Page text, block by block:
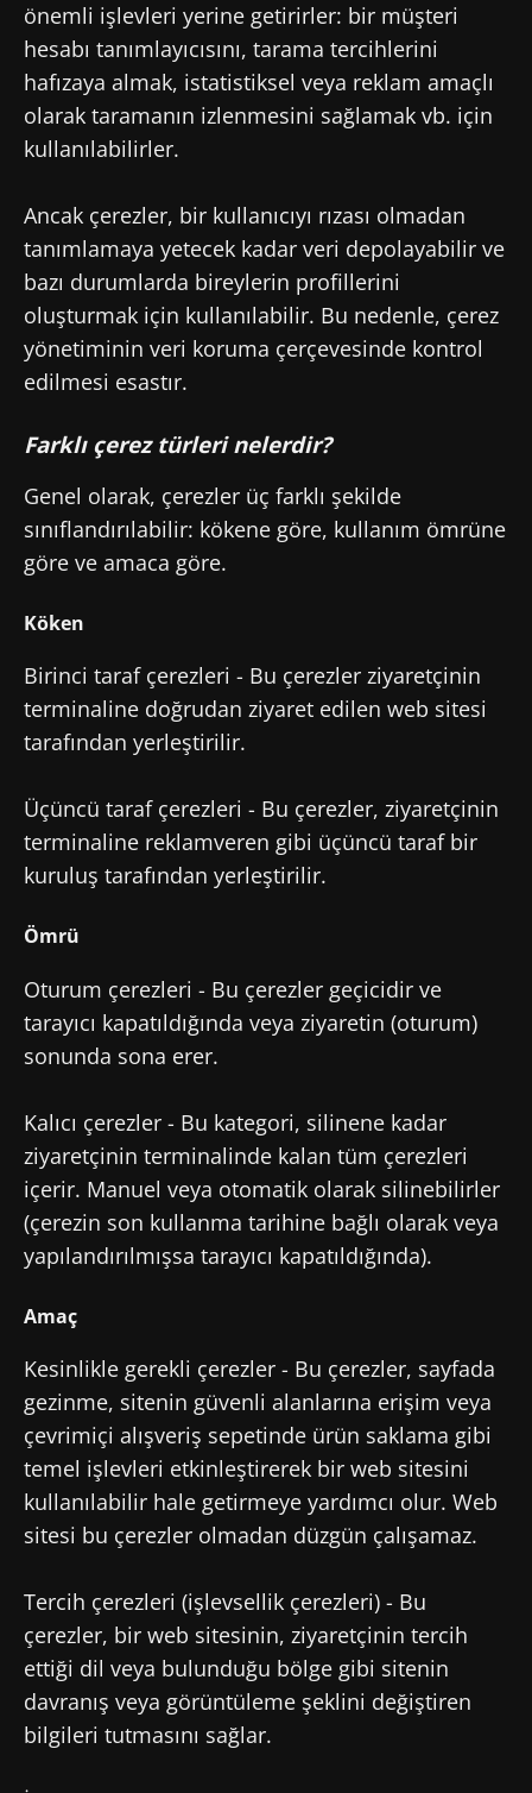
önemli işlevleri yerine getirirler: bir müşteri
hesabı tanımlayıcısını, tarama tercihlerini
hafızaya almak, istatistiksel veya reklam amaçlı
olarak taramanın izlenmesini sağlamak vb. için
kullanılabilirler.
Ancak çerezler, bir kullanıcıyı rızası olmadan
tanımlamaya yetecek kadar veri depolayabilir ve
bazı durumlarda bireylerin profillerini
oluşturmak için kullanılabilir. Bu nedenle, çerez
yönetiminin veri koruma çerçevesinde kontrol
edilmesi esastır.
Farklı çerez türleri nelerdir?
Genel olarak, çerezler üç farklı şekilde
sınıflandırılabilir: kökene göre, kullanım ömrüne
göre ve amaca göre.
Köken
Birinci taraf çerezleri - Bu çerezler ziyaretçinin
terminaline doğrudan ziyaret edilen web sitesi
tarafından yerleştirilir.
Üçüncü taraf çerezleri - Bu çerezler, ziyaretçinin
terminaline reklamveren gibi üçüncü taraf bir
kuruluş tarafından yerleştirilir.
Ömrü
Oturum çerezleri - Bu çerezler geçicidir ve
tarayıcı kapatıldığında veya ziyaretin (oturum)
sonunda sona erer.
Kalıcı çerezler - Bu kategori, silinene kadar
ziyaretçinin terminalinde kalan tüm çerezleri
içerir. Manuel veya otomatik olarak silinebilirler
(çerezin son kullanma tarihine bağlı olarak veya
yapılandırılmışsa tarayıcı kapatıldığında).
Amaç
Kesinlikle gerekli çerezler - Bu çerezler, sayfada
gezinme, sitenin güvenli alanlarına erişim veya
çevrimiçi alışveriş sepetinde ürün saklama gibi
temel işlevleri etkinleştirerek bir web sitesini
kullanılabilir hale getirmeye yardımcı olur. Web
sitesi bu çerezler olmadan düzgün çalışamaz.
Tercih çerezleri (işlevsellik çerezleri) - Bu
çerezler, bir web sitesinin, ziyaretçinin tercih
ettiği dil veya bulunduğu bölge gibi sitenin
davranış veya görüntüleme şeklini değiştiren
bilgileri tutmasını sağlar.